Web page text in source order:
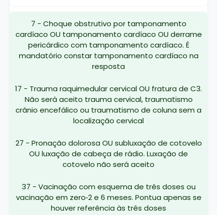
7 - Choque obstrutivo por tamponamento
cardíaco OU tamponamento cardíaco OU derrame
pericárdico com tamponamento cardíaco. É
mandatório constar tamponamento cardíaco na
resposta
17 - Trauma raquimedular cervical OU fratura de C3.
Não será aceito trauma cervical, traumatismo
crânio encefálico ou traumatismo de coluna sem a
localização cervical
27 - Pronação dolorosa OU subluxação de cotovelo
OU luxação de cabeça de rádio. Luxação de
cotovelo não será aceito
37 - Vacinação com esquema de três doses ou
vacinação em zero‐2 e 6 meses. Pontua apenas se
houver referência às três doses